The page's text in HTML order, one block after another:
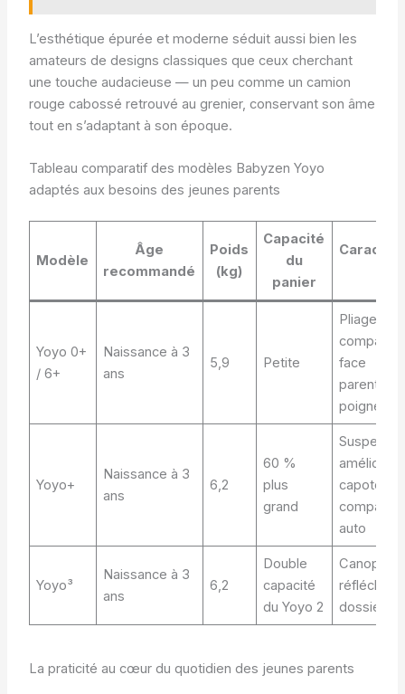
L’esthétique épurée et moderne séduit aussi bien les
amateurs de designs classiques que ceux cherchant
une touche audacieuse — un peu comme un camion
rouge cabossé retrouvé au grenier, conservant son âme
tout en s’adaptant à son époque.
Tableau comparatif des modèles Babyzen Yoyo
adaptés aux besoins des jeunes parents
Modèle
Âge
recommandé
Poids
(kg)
Capacité
du
panier
Yoyo 0+
/ 6+
Naissance à 3
ans
5,9 Petite
Pliage
compact,
face
parent/
poignée
Yoyo+
Naissance à 3
ans
6,2
60 %
plus
grand
capote
auto
Yoyo³
Naissance à 3
ans
6,2
Double
capacité
du Yoyo 2
Canopy
dossier
La praticité au cœur du quotidien des jeunes parents